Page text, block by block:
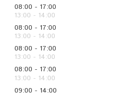
08:00
17:00
13:00
14:00
08:00
17:00
13:00
14:00
08:00
17:00
13:00
14:00
08:00
17:00
13:00
14:00
09:00
14:00